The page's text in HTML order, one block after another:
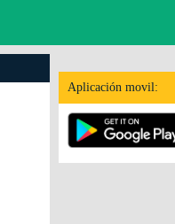
Aplicación movil: